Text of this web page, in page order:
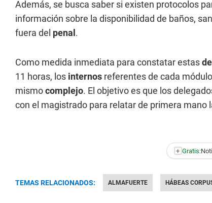
Además, se busca saber si existen protocolos
información sobre la disponibilidad de baños,
fuera del penal .
Como medida inmediata para constatar estas
11 horas, los internos referentes de cada
mismocomplejo. El objetivo es que los
con el magistrado para relatar de primera mano
+ Gratis:
TEMAS RELACIONADOS: ALMAFUERTE HÁBEAS